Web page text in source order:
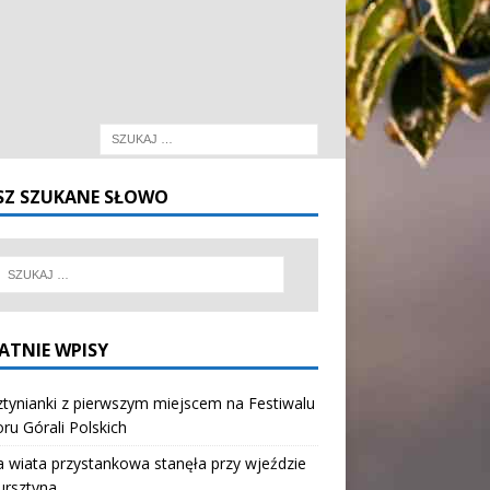
SZUKANE SŁOWO
WPISY
z pierwszym miejscem na Festiwalu
Górali Polskich
wiata przystankowa stanęła przy wjeździe